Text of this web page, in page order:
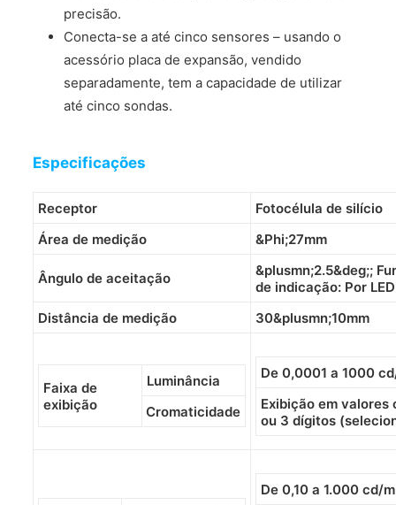
precisão.
Conecta-se a até cinco sensores – usando o
acessório placa de expansão, vendido
separadamente, tem a capacidade de utilizar
até cinco sondas.
Especificações
Receptor
Fotocélula de silício
Área de medição
&Phi;27mm
Ângulo de aceitação
&plusmn;2.5&deg;;
de indicação: Por LED
Distância de medição
30&plusmn;10mm
Faixa de
exibição
Luminância
Cromaticidade
De 0,0001 a 1000
Exibição em valores
ou 3 dígitos
De 0,10 a 1.000 cd/